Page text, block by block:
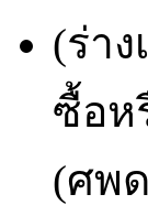
(ร่า
ซื้อห
(ศพ